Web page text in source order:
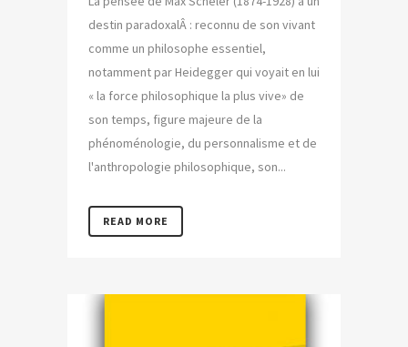
destin paradoxalÂ : reconnu de son vivant
comme un philosophe essentiel,
notamment par Heidegger qui voyait en lui
« la force philosophique la plus vive» de
son temps, figure majeure de la
phénoménologie, du personnalisme et de
l'anthropologie philosophique, son...
READ MORE